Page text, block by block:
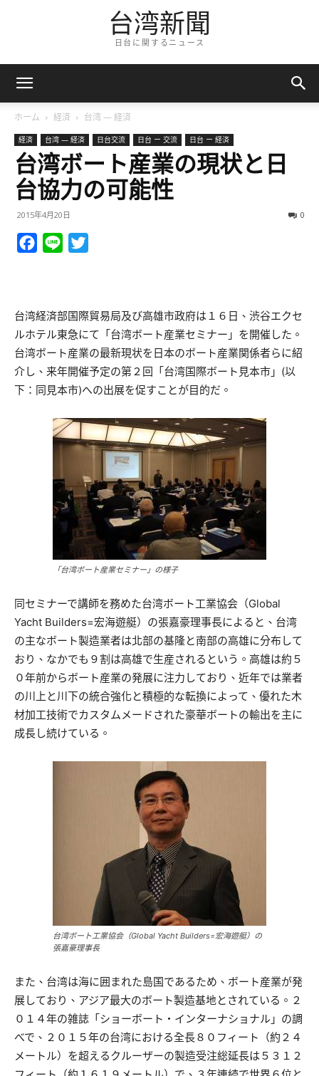
台湾新聞
日台に関するニュース
ホーム 経済 台湾 — 経済
経済 台湾 — 経済 日台交流 日台 ー 交流 日台 ー 経済
台湾ボート産業の現状と日
台協力の可能性
2015年4月20日 0
Facebook
Line
台湾経済部国際貿易局及び高雄市政府は１６日、渋谷エクセ
ルホテル東急にて「台湾ボート産業セミナー」を開催した。
台湾ボート産業の最新現状を日本のボート産業関係者らに紹
介し、来年開催予定の第２回「台湾国際ボート見本市」(以
下：同見本市)への出展を促すことが目的だ。
「台湾ボート産業セミナー」の様子
同セミナーで講師を務めた台湾ボート工業協会（Global
Yacht Builders=宏海遊艇）の張嘉豪理事長によると、台湾
の主なボート製造業者は北部の基隆と南部の高雄に分布して
おり、なかでも９割は高雄で生産されるという。高雄は約５
０年前からボート産業の発展に注力しており、近年では業者
の川上と川下の統合強化と積極的な転換によって、優れた木
材加工技術でカスタムメードされた豪華ボートの輸出を主に
成長し続けている。
台湾ボート工業協会（Global Yacht Builders=宏海遊艇）の
張嘉豪理事長
また、台湾は海に囲まれた島国であるため、ボート産業が発
展しており、アジア最大のボート製造基地とされている。２
０１４年の雑誌「ショーボート・インターナショナル」の調
べで、２０１５年の台湾における全長８０フィート（約２４
メートル）を超えるクルーザーの製造受注総延長は５３１２